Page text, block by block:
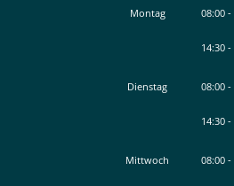
Montag 08:00-
14:30-
Dienstag 08:00-
14:30-
Mittwoch 08:00-